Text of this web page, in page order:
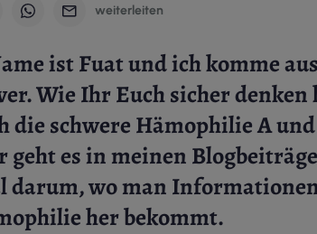
weiterleiten
ist Fuat und ich komme aus
Wie Ihr Euch sicher denken
die schwere Hämophilie A
geht es in meinen
darum, wo man
her bekommt.